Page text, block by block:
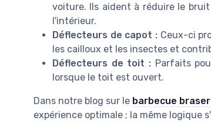
voiture. Ils aident à réduire le
l'intérieur.
Déflecteurs de capot : Ceux-ci
les cailloux et les insectes et
Déflecteurs de toit : Parfaits
lorsque le toit est ouvert.
Dans notre blog sur le barbecue
expérience optimale ; la même logique